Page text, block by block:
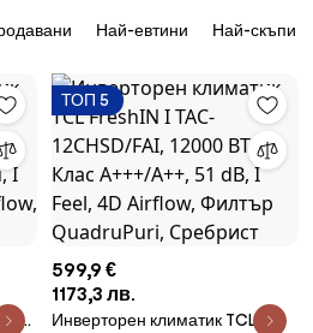
Най-евтини Най-скъпи
ТОП 5
599,9 €
1173,3 лв.
Инверторен климатик TCL